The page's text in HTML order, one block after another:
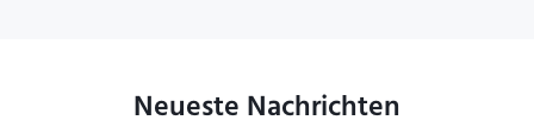
Neueste Nachrichten